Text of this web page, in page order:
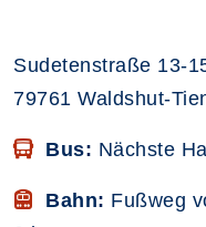
Sudetenstraße 13-
79761 Waldshut-
Bus: Nächste
Bahn: Fußweg